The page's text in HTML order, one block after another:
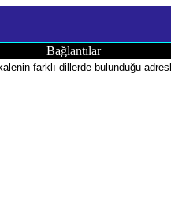
Bağlantılar
farklı dillerde bulunduğu